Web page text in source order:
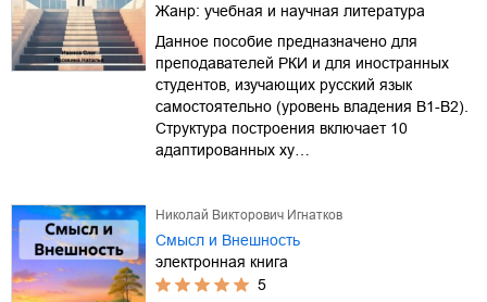
Жанр: учебная и научная литература
Данное пособие предназначено для
преподавателей РКИ и для иностранных
студентов, изучающих русский язык
самостоятельно (уровень владения В1-В2).
Структура построения включает 10
адаптированных ху…
Николай Викторович Игнатков
Смысл и Внешность
электронная книга
5